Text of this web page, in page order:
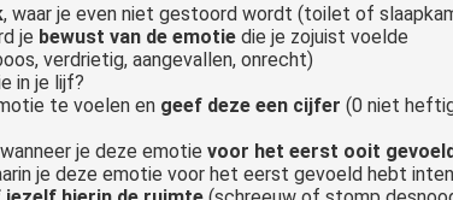
, waar je even niet gestoord wordt (toilet of
je bewust van de emotie die je zojuist voelde
verdrietig, aangevallen, onrecht)
in je lijf?
te voelen en geef deze een cijfer (0 niet
je deze emotievoor het eerst ooit
je deze emotie voor het eerst gevoeld hebt